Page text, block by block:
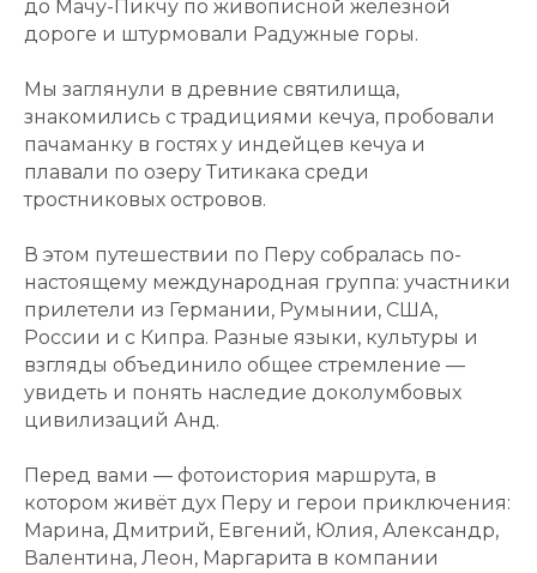
до Мачу-Пикчу по живописной железной
дороге и штурмовали Радужные горы.
Мы заглянули в древние святилища,
знакомились с традициями кечуа, пробовали
пачаманку в гостях у индейцев кечуа и
плавали по озеру Титикака среди
тростниковых островов.
В этом путешествии по Перу собралась по-
настоящему международная группа: участники
прилетели из Германии, Румынии, США,
России и с Кипра. Разные языки, культуры и
взгляды объединило общее стремление —
увидеть и понять наследие доколумбовых
цивилизаций Анд.
Перед вами — фотоистория маршрута, в
котором живёт дух Перу и герои приключения:
Марина, Дмитрий, Евгений, Юлия, Александр,
Валентина, Леон, Маргарита в компании